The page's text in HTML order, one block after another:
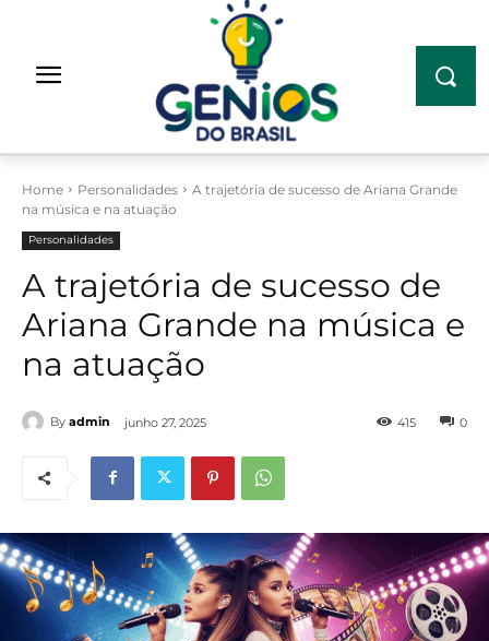
Home Personalidades
A trajetória de sucesso de Ariana Grande
na música e na atuação
Personalidades
A trajetória de sucesso de
Ariana Grande na música e
na atuação
By admin junho 27, 2025 0
415